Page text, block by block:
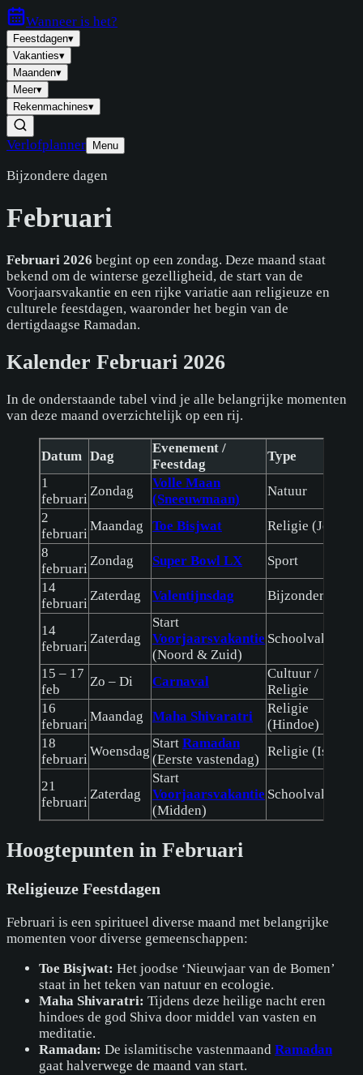
Wanneer is het?
Feestdagen▾
Vakanties▾
Maanden▾
Meer▾
Rekenmachines▾
Verlofplanner Menu
Bijzondere dagen
Februari
Februari 2026 begint op een zondag. Deze maand staat
bekend om de winterse gezelligheid, de start van de
Voorjaarsvakantie en een rijke variatie aan religieuze en
culturele feestdagen, waaronder het begin van de
dertigdaagse Ramadan.
Kalender Februari 2026
In de onderstaande tabel vind je alle belangrijke momenten
van deze maand overzichtelijk op een rij.
Datum Dag
Evenement /
Feestdag
Type
1
februari
Zondag
Volle Maan
(Sneeuwmaan)
Natuur
2
februari
Maandag Toe Bisjwat
Religie (Joods)
8
februari
Zondag Super Bowl LX
Sport
14
februari
Zaterdag Valentijnsdag Bijzondere dag
14
februari
Zaterdag
Start
Voorjaarsvakantie
(Noord & Zuid)
Schoolvakantie
15 – 17
feb
Zo – Di Carnaval
Cultuur /
Religie
16
februari
Maandag Maha Shivaratri
Religie
(Hindoe)
18
februari
Woensdag
Start Ramadan
(Eerste vastendag)
Religie (Islam)
21
februari
Zaterdag
Start
Voorjaarsvakantie
(Midden)
Schoolvakantie
Hoogtepunten in Februari
Religieuze Feestdagen
Februari is een spiritueel diverse maand met belangrijke
momenten voor diverse gemeenschappen:
Toe Bisjwat: Het joodse ‘Nieuwjaar van de Bomen’
staat in het teken van natuur en ecologie.
Maha Shivaratri: Tijdens deze heilige nacht eren
hindoes de god Shiva door middel van vasten en
meditatie.
Ramadan: De islamitische vastenmaand Ramadan
gaat halverwege de maand van start.